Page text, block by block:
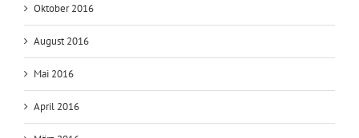
Oktober 2016
August 2016
Mai 2016
April 2016